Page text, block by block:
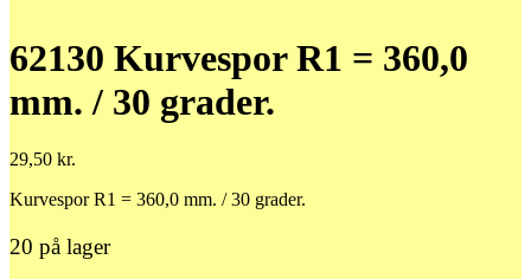
62130 Kurvespor R1 = 360,0
mm. / 30 grader.
29,50 kr.
Kurvespor R1 = 360,0 mm. / 30 grader.
20 på lager